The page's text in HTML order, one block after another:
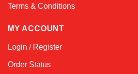
Terms & Conditions
MY ACCOUNT
Login / Register
Order Status